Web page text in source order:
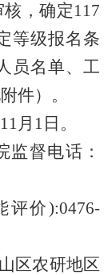
，确定117
等级报名条
员名单、工
件）。
月1日。
监督电话：
价):0476-
区农研地区